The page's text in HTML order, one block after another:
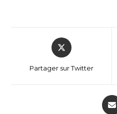
Partager sur Twitter